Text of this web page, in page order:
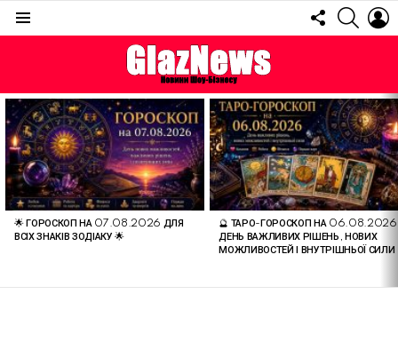
FOLLOW
US
ОСТАННІ
СТАТТІ
🌟 ГОРОСКОП НА 07.08.2026 ДЛЯ
ВСІХ ЗНАКІВ ЗОДІАКУ 🌟
🔮 ТАРО-ГОРОСКОП НА
ДЕНЬ ВАЖЛИВИХ РІШЕНЬ, НОВИХ
МОЖЛИВОСТЕЙ І ВНУТРІШНЬОЇ СИЛИ